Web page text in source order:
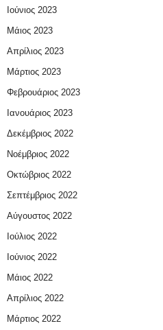
Ιούνιος 2023
Μάιος 2023
Απρίλιος 2023
Μάρτιος 2023
Φεβρουάριος 2023
Ιανουάριος 2023
Δεκέμβριος 2022
Νοέμβριος 2022
Οκτώβριος 2022
Σεπτέμβριος 2022
Αύγουστος 2022
Ιούλιος 2022
Ιούνιος 2022
Μάιος 2022
Απρίλιος 2022
Μάρτιος 2022